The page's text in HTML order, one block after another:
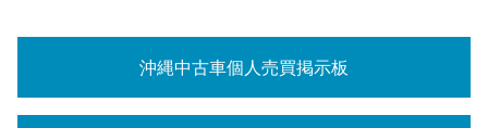
沖縄中古車個人売買掲示板